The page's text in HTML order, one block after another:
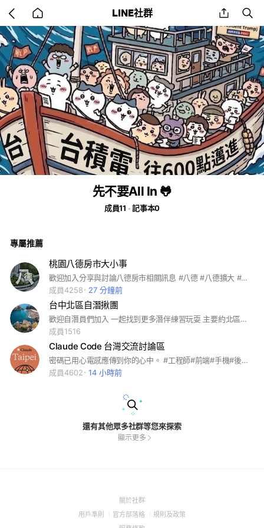
back
to
home
LINE社群 share
先不要All In 🐸
成員11 記事本0
專屬推薦
桃園八德房市大小事
歡迎加入分享與討論八德房市相關訊息 #八德 #八德擴大 #八擴 #廣豐 #大湳 #忠勇 #重劃區 #綠線 #桃園綠線 #捷運綠線 #G01 #G04 #三鶯延伸線 #大溪延伸線 #中壢延伸線 #大鶯豐德 #豐德交流道
成員4258
27 分鐘前
台中北區自潛揪團
歡迎自潛員們加入 一起找到更多潛伴練習玩耍 主要約北區運動中心的團 但其他地區（例如潛立方、海邊⋯等）也都是歡迎的 除此之外也能獲得各種自潛相關資訊及裝備買賣交流 偶爾也會辦幾次活動 一起來玩吧🫰🏽 ⚠️約潛資訊都在記事本！歡迎自由開團
成員1516
Claude Code 台灣交流討論區
密碼已用心電感應傳到你的心中。 #工程師#前端#手機#後端#家電#電腦 #Taiwan#ansible#軟體#編碼#程式#自動化#資工#資管#資訊#資處#開發#研發#軟工#軟件#編程#維運#Python#software#系統#programming#結構#BSD#DOS#Linux#macOS#iOS#Unix#pip#PyPI#程式設計#機器學習#編輯器#自由軟體#API#函式庫#decorator#IDE#IDLE#wxPython#Web#GUI
成員4602
14 小時前
還有其他眾多社群等您來探索
顯示更多
關於社群(Open
用戶準則
(Open
官方部落格
(Open
規則及政策(Open